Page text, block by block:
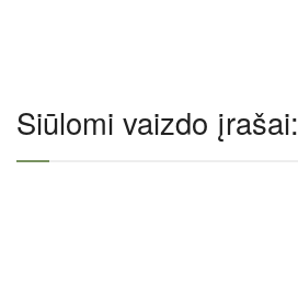
Siūlomi vaizdo įrašai: